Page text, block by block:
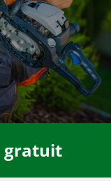
gratuit